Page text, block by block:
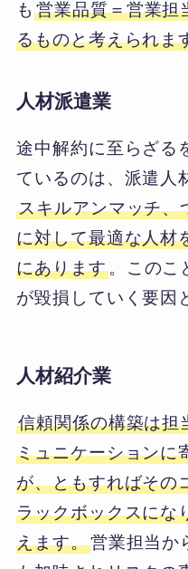
も 営業品質＝営業担
るものと考えられま
人材派遣業
途中解約に至らざる
ているのは、派遣人
スキルアンマッチ、
に対して最適な人材
にあります。このこ
が毀損していく要因
人材紹介業
信頼関係の構築は担
ミュニケーションに
が、ともすればその
ラックボックスにな
えます。営業担当か